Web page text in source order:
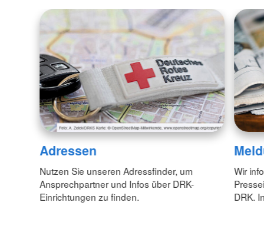
Adressen
Nutzen Sie unseren Adressfinder, um
Ansprechpartner und Infos über DRK-
Einrichtungen zu finden.
Wir
DRK.